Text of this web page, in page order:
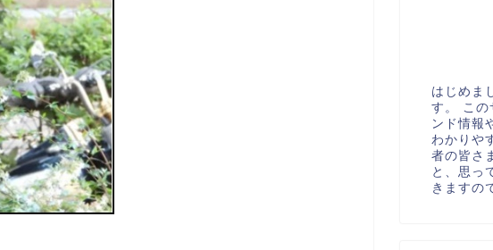
はじめま
す。 この
ンド情報
わかりや
者の皆さ
と、思っ
きますの